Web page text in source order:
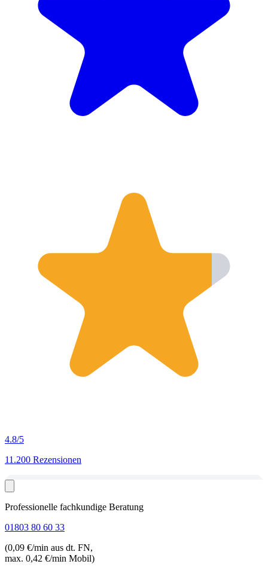
4.8/5
11.200 Rezensionen
Professionelle fachkundige Beratung
01803 80 60 33
(0,09 €/min aus dt. FN,
max. 0,42 €/min Mobil)